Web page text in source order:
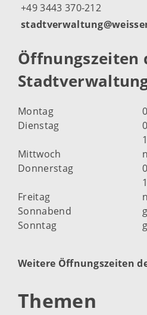
+49 3443 370-212
Öffnungszeiten
Montag
Dienstag
Mittwoch
Donnerstag
Freitag
Sonnabend
Sonntag
Weitere Öffnungszeiten
Themen